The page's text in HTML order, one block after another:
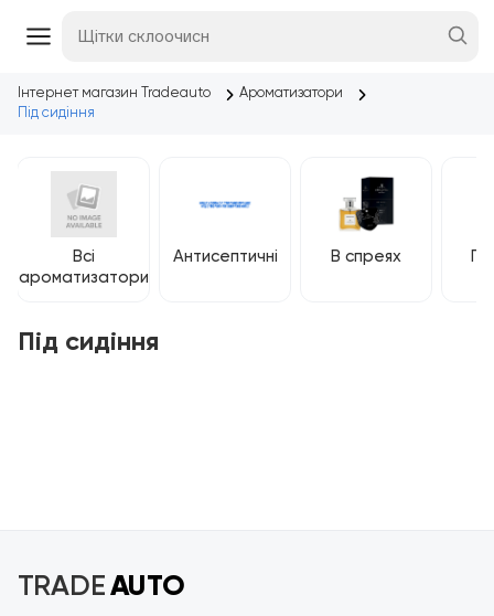
Інтернет магазин Tradeauto
Ароматизатори
Під сидіння
Всі
ароматизатори
Антисептичні В спреях
Під сидіння
TRADEAUTO